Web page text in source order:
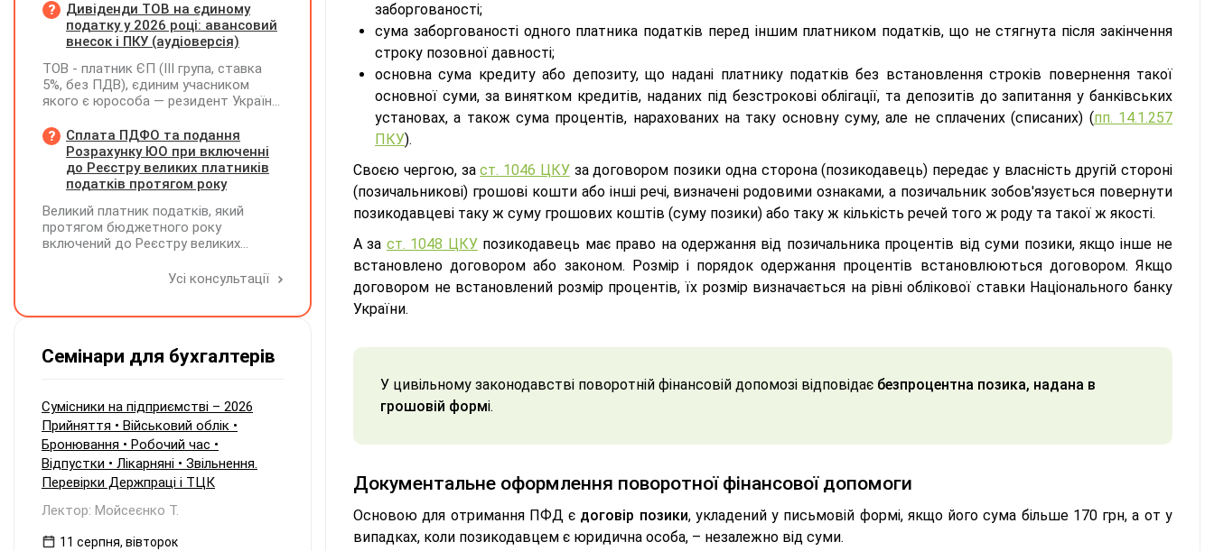
заборгованості;
сума заборгованості одного платника податків перед іншим платником податків, що не стягнута після закінчення
строку позовної давності;
основна сума кредиту або депозиту, що надані платнику податків без встановлення строків повернення такої
основної суми, за винятком кредитів, наданих під безстрокові облігації, та депозитів до запитання у банківських
установах, а також сума процентів, нарахованих на таку основну суму, але не сплачених (списаних) (пп. 14.1.257
ПКУ).
Своєю чергою, заст. 1046 ЦКУза договором позики одна сторона (позикодавець) передає у власність другій стороні
(позичальникові) грошові кошти або інші речі, визначені родовими ознаками, а позичальник зобов'язується повернути
позикодавцеві таку ж суму грошових коштів (суму позики) або таку ж кількість речей того ж роду та такої ж якості.
А за ст. 1048 ЦКУпозикодавець має право на одержання від позичальника процентів від суми позики, якщо інше не
встановлено договором або законом. Розмір і порядок одержання процентів встановлюються договором. Якщо
договором не встановлений розмір процентів, їх розмір визначається на рівні облікової ставки Національного банку
України.
У цивільному законодавстві поворотній фінансовій допомозі відповідає безпроцентна позика, надана в
грошовій формі.
Документальне оформлення поворотної фінансової допомоги
Основою для отримання ПФД є договір позики, укладений у письмовій формі, якщо його сума більше 170 грн, а от у
випадках, коли позикодавцем є юридична особа, – незалежно від суми.
зробити?
Дивіденди ТОВ на єдиному
податку у 2026 році: авансовий
внесок і ПКУ (аудіоверсія)
ТОВ - платник ЄП (ІІІ група, ставка
5%, без ПДВ), єдиним учасником
якого є юрособа — резидент України,
виплатити дивіденди за рахунок
нерозподіленого прибутку 2024–2025
років у сумі 15 млн грн. Які податкові
наслідки виникають у ТОВ-емітента?
Сплата ПДФО та подання
Розрахунку ЮО при включенні
до Реєстру великих платників
податків протягом року
Великий платник податків, який
протягом бюджетного року
включений до Реєстру великих
місцем попереднього обліку, а
Усі консультації
Семінари для бухгалтерів
Сумісники на підприємстві – 2026
Прийняття • Військовий облік •
Бронювання • Робочий час •
Відпустки • Лікарняні • Звільнення.
Перевірки Держпраці і ТЦК
Лектор: Мойсеєнко Т.
11 серпня, вівторок